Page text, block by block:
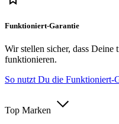
Funktioniert-Garantie
Wir stellen sicher, dass
funktionieren.
So nutzt Du die Funktioniert-
Top Marken